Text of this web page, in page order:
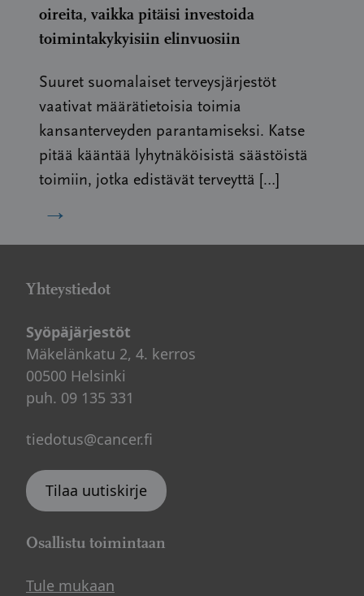
oireita, vaikka pitäisi investoida
toimintakykyisiin elinvuosiin
Suuret suomalaiset terveysjärjestöt
vaativat määrätietoisia toimia
kansanterveyden parantamiseksi. Katse
pitää kääntää lyhytnäköisistä säästöistä
toimiin, jotka edistävät terveyttä […]
→
Yhteystiedot
Syöpäjärjestöt
Mäkelänkatu 2, 4. kerros
00500 Helsinki
puh. 09 135 331
tiedotus@cancer.fi
Tilaa uutiskirje
Osallistu toimintaan
Tule mukaan